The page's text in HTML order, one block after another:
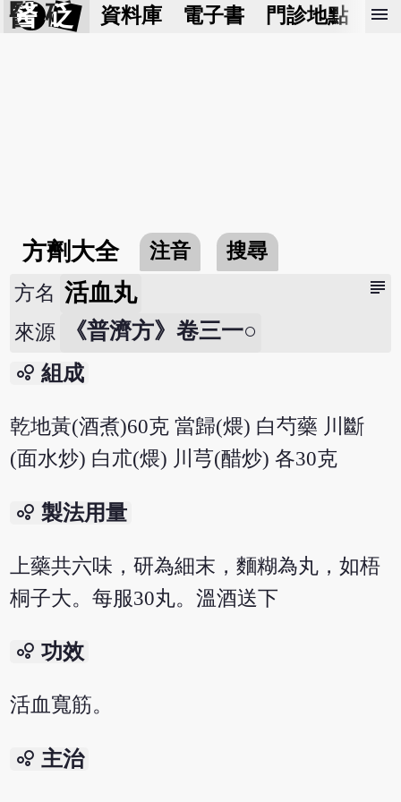
醫 砭 資料庫 電子書 門診地點 預
menu
方劑大全 注音 搜尋
subject
方名 活血丸
來源 《普濟方》卷三一○
bubble_chart 組成
乾地黃(酒煮)60克 當歸(煨) 白芍藥 川斷
(面水炒) 白朮(煨) 川芎(醋炒) 各30克
bubble_chart 製法用量
上藥共六味，研為細末，麵糊為丸，如梧
桐子大。每服30丸。溫酒送下
bubble_chart 功效
活血寬筋。
bubble_chart 主治